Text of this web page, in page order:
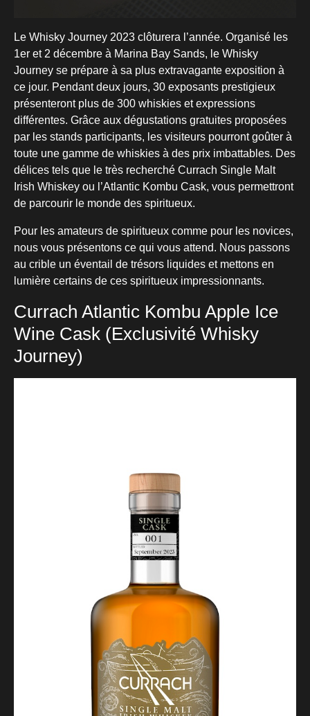
Le Whisky Journey 2023 clôturera l’année. Organisé les
1er et 2 décembre à Marina Bay Sands, le Whisky
Journey se prépare à sa plus extravagante exposition à
ce jour. Pendant deux jours, 30 exposants prestigieux
présenteront plus de 300 whiskies et expressions
différentes. Grâce aux dégustations gratuites proposées
par les stands participants, les visiteurs pourront goûter à
toute une gamme de whiskies à des prix imbattables. Des
délices tels que le très recherché Currach Single Malt
Irish Whiskey ou l’Atlantic Kombu Cask, vous permettront
de parcourir le monde des spiritueux.
Pour les amateurs de spiritueux comme pour les novices,
nous vous présentons ce qui vous attend. Nous passons
au crible un éventail de trésors liquides et mettons en
lumière certains de ces spiritueux impressionnants.
Currach Atlantic Kombu Apple Ice
Wine Cask (Exclusivité Whisky
Journey)